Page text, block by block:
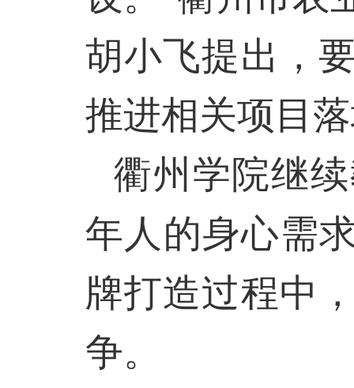
胡小飞提出，
推进相关项目
衢州学院继
年人的身心需
牌打造过程中
争。